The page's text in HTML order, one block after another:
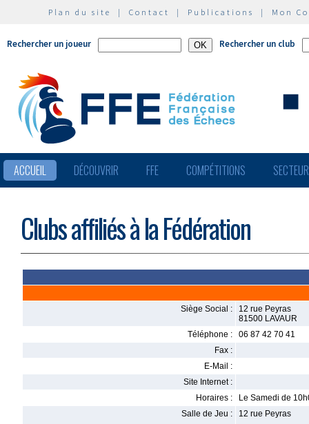
Plan du site | Contact | Publications | Mon
Rechercher un joueur Rechercher un club
ACCUEIL DÉCOUVRIR FFE COMPÉTITIONS
Clubs affiliés à la Fédération
Siège Social :
12 rue Peyras
81500 LAVAUR
Téléphone :
06 87 42 70 41
Fax :
E-Mail :
Site Internet :
Horaires :
Le Samedi de
Salle de Jeu :
12 rue Peyras